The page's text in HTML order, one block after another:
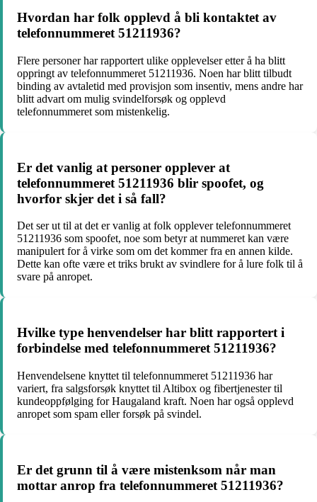
Hvordan har folk opplevd å bli kontaktet av
telefonnummeret 51211936?
Flere personer har rapportert ulike opplevelser etter å ha blitt
oppringt av telefonnummeret 51211936. Noen har blitt tilbudt
binding av avtaletid med provisjon som insentiv, mens andre har
blitt advart om mulig svindelforsøk og opplevd
telefonnummeret som mistenkelig.
Er det vanlig at personer opplever at
telefonnummeret 51211936 blir spoofet, og
hvorfor skjer det i så fall?
Det ser ut til at det er vanlig at folk opplever telefonnummeret
51211936 som spoofet, noe som betyr at nummeret kan være
manipulert for å virke som om det kommer fra en annen kilde.
Dette kan ofte være et triks brukt av svindlere for å lure folk til å
svare på anropet.
Hvilke type henvendelser har blitt rapportert i
forbindelse med telefonnummeret 51211936?
Henvendelsene knyttet til telefonnummeret 51211936 har
variert, fra salgsforsøk knyttet til Altibox og fibertjenester til
kundeoppfølging for Haugaland kraft. Noen har også opplevd
anropet som spam eller forsøk på svindel.
Er det grunn til å være mistenksom når man
mottar anrop fra telefonnummeret 51211936?